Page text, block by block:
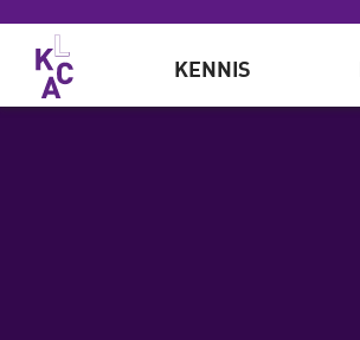
Overslaan en naar de inhoud gaan
KENNIS